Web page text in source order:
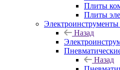
Плиты
Плиты
Электроинструменты
Назад
Назад